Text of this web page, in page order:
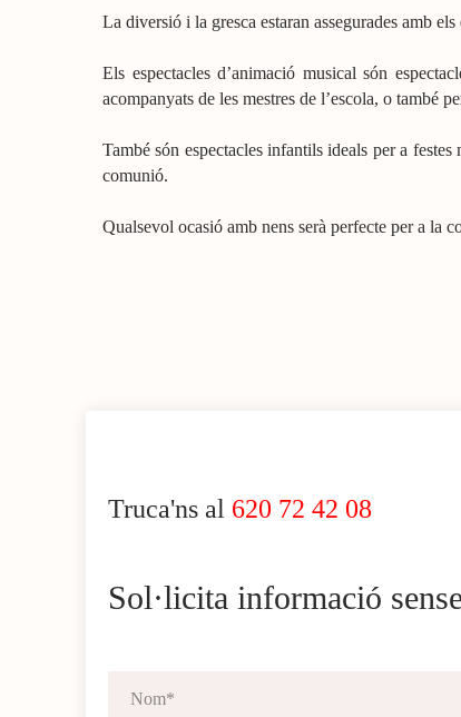
La diversió i la gresca estaran assegurades amb
Els espectacles d’animació musical són
acompanyats de les mestres de l’escola, o també
També són espectacles infantils ideals per a
comunió.
Qualsevol ocasió amb nens serà perfecte per a la
Truca'ns al 620 72 42 08
Sol·licita informació